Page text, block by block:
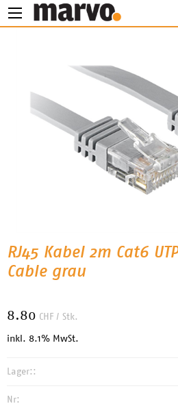
RJ45 Kabel 2m Cat6
Cable grau
8.80 CHF / Stk.
inkl. 8.1% MwSt.
Lager::
Nr: